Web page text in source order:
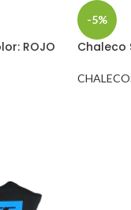
ROJO
-5%
Chaleco